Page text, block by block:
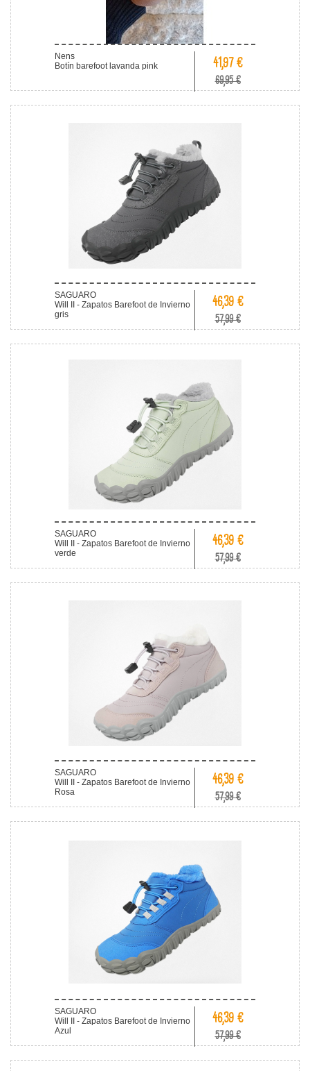
Nens
Botín barefoot lavanda pink
41,97 €
69,95 €
SAGUARO
Will II - Zapatos Barefoot de Invierno
gris
46,39 €
57,99 €
SAGUARO
Will II - Zapatos Barefoot de Invierno
verde
46,39 €
57,99 €
SAGUARO
Will II - Zapatos Barefoot de Invierno
Rosa
46,39 €
57,99 €
SAGUARO
Will II - Zapatos Barefoot de Invierno
Azul
46,39 €
57,99 €